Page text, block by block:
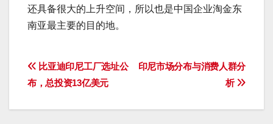
还具备很大的上升空间，所以也是中国企业淘金东
南亚最主要的目的地。
文
章
印尼市场分布与消费人群分
析
比亚迪印尼工厂选址公
布，总投资13亿美元